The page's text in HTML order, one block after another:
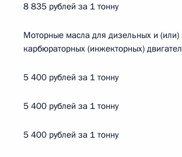
8 835 рублей за 1 тонну
Моторные масла для дизельных и (или)
карбюраторных (инжекторных)
5 400 рублей за 1 тонну
5 400 рублей за 1 тонну
5 400 рублей за 1 тонну